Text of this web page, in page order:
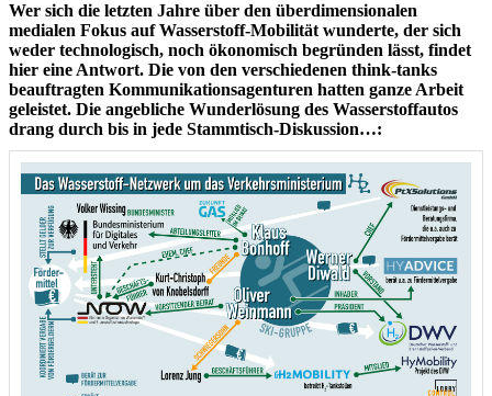
Wer sich die letzten Jahre über den überdimensionalen
medialen Fokus auf Wasserstoff-Mobilität wunderte, der sich
weder technologisch, noch ökonomisch begründen lässt, findet
hier eine Antwort. Die von den verschiedenen think-tanks
beauftragten Kommunikationsagenturen hatten ganze Arbeit
geleistet. Die angebliche Wunderlösung des Wasserstoffautos
drang durch bis in jede Stammtisch-Diskussion…: